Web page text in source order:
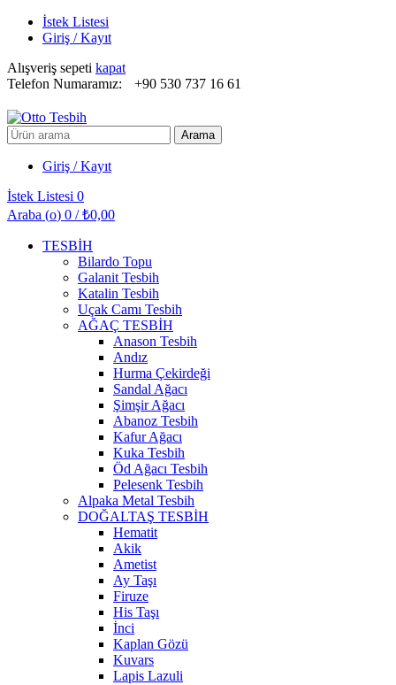
İstek Listesi
Giriş / Kayıt
Alışveriş sepeti kapat
Telefon Numaramız:
+90 530 737 16 61
Arayın: Arama
Giriş / Kayıt
İstek Listesi 0
Araba (o) 0 / ₺0,00
TESBİH
Bilardo Topu
Galanit Tesbih
Katalin Tesbih
Uçak Camı Tesbih
AĞAÇ TESBİH
Anason Tesbih
Andız
Hurma Çekirdeği
Sandal Ağacı
Şimşir Ağacı
Abanoz Tesbih
Kafur Ağacı
Kuka Tesbih
Öd Ağacı Tesbih
Pelesenk Tesbih
Alpaka Metal Tesbih
DOĞALTAŞ TESBİH
Hematit
Akik
Ametist
Ay Taşı
Firuze
His Taşı
İnci
Kaplan Gözü
Kuvars
Lapis Lazuli